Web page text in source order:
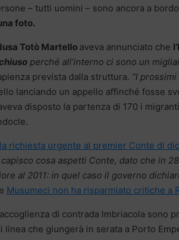
– tutti uomini – sono ancora a
foto.
Totò Martello aveva annunciato che
perché all’interno ci sono un
prevista dalla struttura. “I
lanciando un appello affinché fosse
disposto la partenza di 170 i
richiesta urgente al premier Conte di
capisco cosa aspetti Conte, dato che in
al 2011: in quel caso il governo
Musumeci non ha risparmiato critiche a
di contrada Imbriacola sono
che giungerà in serata a Porto